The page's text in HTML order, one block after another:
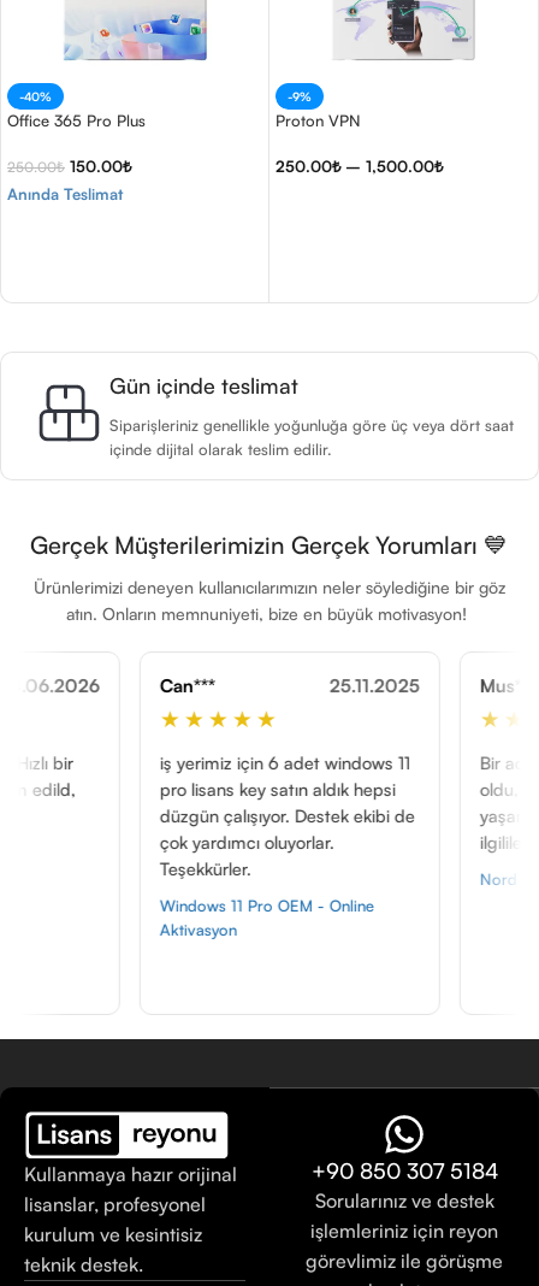
-40%
Office 365 Pro Plus
250.00₺ 150.00₺
Anında Teslimat
-9%
Proton VPN
250.00₺ – 1,500.00₺
Gün içinde teslimat
Siparişleriniz genellikle yoğunluğa göre üç veya dört saat
içinde dijital olarak teslim edilir.
Gerçek Müşterilerimizin Gerçek Yorumları 💙
Ürünlerimizi deneyen kullanıcılarımızın neler söylediğine bir göz
atın. Onların memnuniyeti, bize en büyük motivasyon!
Can***
★★★★★
iş yerimiz için 6 adet windows 11
pro lisans key satın aldık hepsi
düzgün çalışıyor. Destek ekibi de
çok yardımcı oluyorlar.
Windows 11 Pro OEM - Online
Mus***
★★★★★
Bir adet satın aldık,
oldu, şuana kadar
yaşamadık. Zaten
Nord VPN Premium
Kullanmaya hazır orijinal
lisanslar, profesyonel
kurulum ve kesintisiz
teknik destek.
+90 850 307 5184
Sorularınız ve destek
işlemleriniz için reyon
görevlimiz ile görüşme